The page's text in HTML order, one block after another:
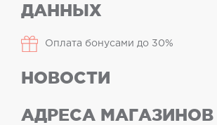
ДАННЫХ
Оплата бонусами до 30%
НОВОСТИ
АДРЕСА МАГАЗИНОВ